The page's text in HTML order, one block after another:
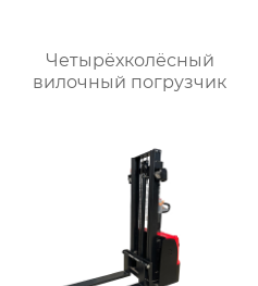
Четырёхколёсный
вилочный погрузчик